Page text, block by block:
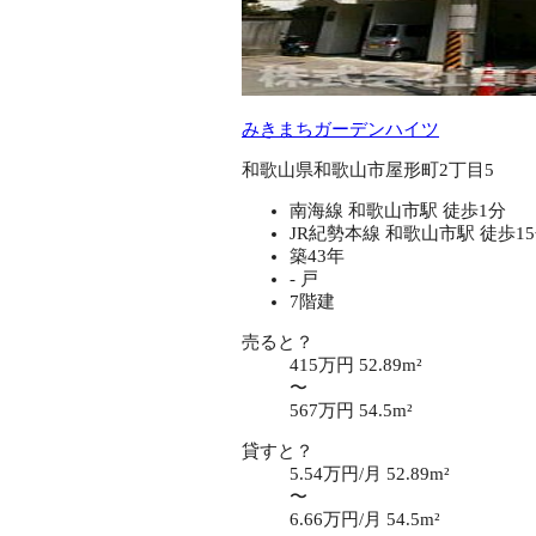
みきまちガーデンハイツ
和歌山県和歌山市屋形町2丁目5
南海線 和歌山市駅 徒歩1分
JR紀勢本線 和歌山市駅 徒歩
築43年
- 戸
7階建
売ると？
415万円 52.89m²
〜
567万円 54.5m²
貸すと？
5.54万円/月 52.89m²
〜
6.66万円/月 54.5m²